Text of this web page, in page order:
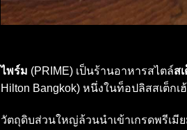
ไพร์ม (PRIME) เป็นร้านอาหารสไตล์ส
Hilton Bangkok) หนึ่งในท็อปลิสสเต็กเ
วัตถุดิบส่วนใหญ่ล้วนนำเข้าเกรดพรีเ